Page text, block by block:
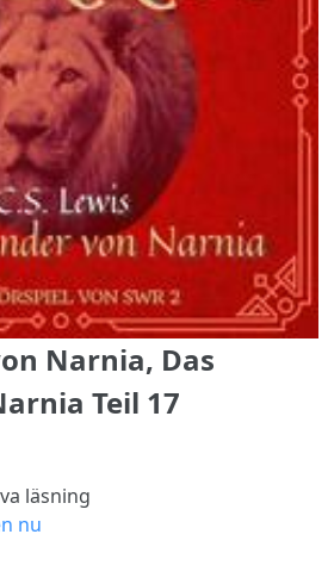
Narnia, Das
Teil 17
läsning
nu